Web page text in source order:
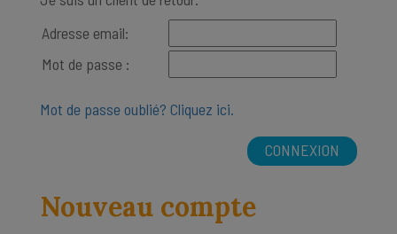
Adresse email:
Mot de passe :
Mot de passe oublié? Cliquez ici.
Nouveau compte